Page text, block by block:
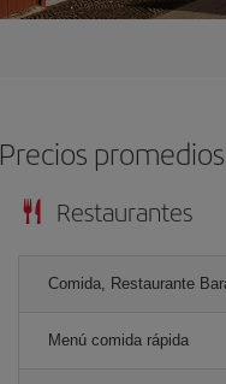
Precios
Restaurantes
Comida, Restaurante
Menú comida rápida